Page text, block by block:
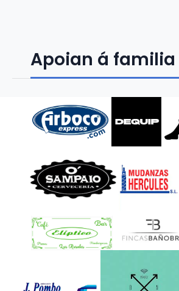
Apoian á familia